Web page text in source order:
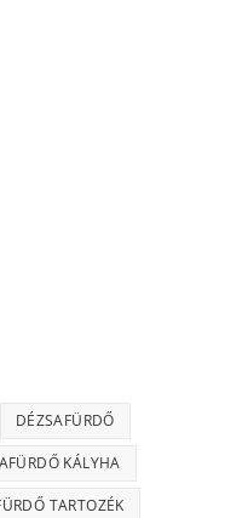
DÉZSAFÜRDŐ
KÁLYHA
TARTOZÉK